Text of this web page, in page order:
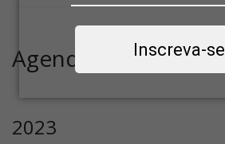
Inscreva-se
Agenda Cultural
2023